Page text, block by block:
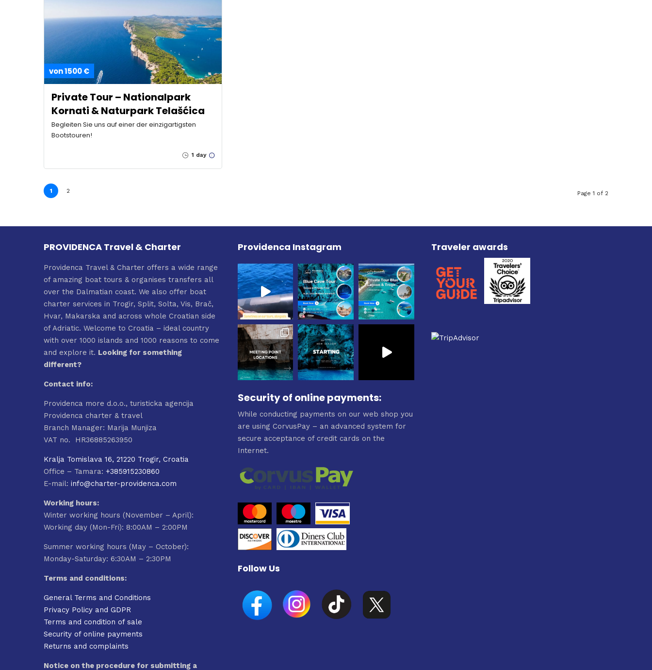
von 1500 €
Private Tour – Nationalpark
Kornati & Naturpark Telašćica
Begleiten Sie uns auf einer der einzigartigsten
Bootstouren!
1 day
1 2 Page 1 of 2
PROVIDENCA Travel & Charter
Providenca Travel & Charter offers a wide range
of amazing boat tours & organises transfers all
over the Dalmatian coast. We also offer boat
charter services in Trogir, Split, Solta, Vis, Brač,
Hvar, Makarska and across whole Croatian side
of Adriatic. Welcome to Croatia – ideal country
with over 1000 islands and 1000 reasons to come
and explore it. Looking for something
different?
Contact info:
Providenca more d.o.o., turisticka agencija
Providenca charter & travel
Branch Manager: Marija Munjiza
VAT no. HR36885263950
Kralja Tomislava 16, 21220 Trogir, Croatia
Office – Tamara: +385915230860
E-mail: info@charter-providenca.com
Working hours:
Winter working hours (November – April):
Working day (Mon-Fri): 8:00AM – 2:00PM
Summer working hours (May – October):
Monday-Saturday: 6:30AM – 2:30PM
Terms and conditions:
General Terms and Conditions
Privacy Policy and GDPR
Terms and condition of sale
Security of online payments
Returns and complaints
Notice on the procedure for submitting a
Providenca Instagram
Security of online payments:
While conducting payments on our web shop you
are using CorvusPay – an advanced system for
secure acceptance of credit cards on the
Internet.
Traveler awards
Follow Us